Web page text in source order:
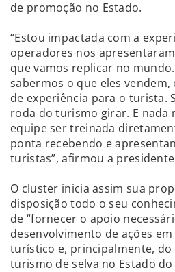
de promoção no Estado.
“Estou impactada com a
operadores nos
que vamos replicar no
sabermos o que eles vendem,
de experiência para o turista.
roda do turismo girar. E nada
equipe ser treinada
ponta recebendo e
turistas”, afirmou a
O cluster inicia assim sua
disposição todo o seu
de “fornecer o apoio
desenvolvimento de ações
turístico e, principalmente,
turismo de selva no Estado do